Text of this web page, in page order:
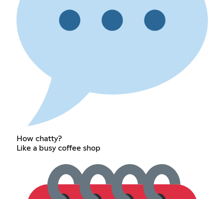
How chatty?
Like a busy coffee shop